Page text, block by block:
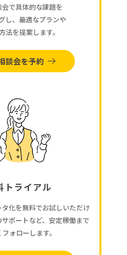
で具体的な課題を
し、最適なプランや
法を提案します。
談会を予約
トライアル
化を無料でお試しいただけ
ポートなど、安定稼働まで
ォローします。